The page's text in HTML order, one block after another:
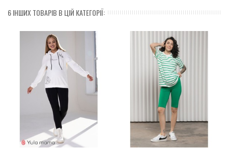
6 ІНШИХ ТОВАРІВ В ЦІЙ КАТЕГОРІЇ: